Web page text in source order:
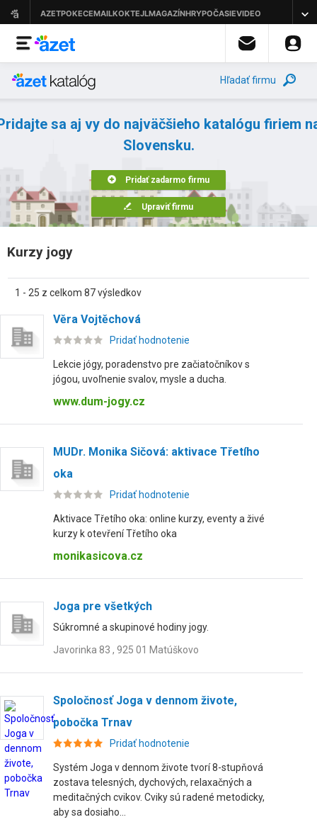
Hľadať firmu
sa aj vy do najväčšieho katalógu firiem
Slovensku.
Pridať zadarmo firmu
Upraviť firmu
Kurzy jogy
1 - 25 z celkom 87 výsledkov
Věra Vojtěchová
Pridať hodnotenie
Lekcie jógy, poradenstvo pre začiatočníkov s
jógou, uvoľnenie svalov, mysle a ducha.
www.dum-jogy.cz
MUDr. Monika Sičová: aktivace Třetího
oka
Pridať hodnotenie
Aktivace Třetího oka: online kurzy, eventy a živé
kurzy k otevření Třetího oka
monikasicova.cz
Joga pre všetkých
Súkromné a skupinové hodiny jogy.
Javorinka 83 , 925 01 Matúškovo
Spoločnosť Joga v dennom živote,
pobočka Trnav
Pridať hodnotenie
Systém Joga v dennom živote tvorí 8-stupňová
zostava telesných, dychových, relaxačných a
meditačných cvikov. Cviky sú radené metodicky,
aby sa dosiaho...